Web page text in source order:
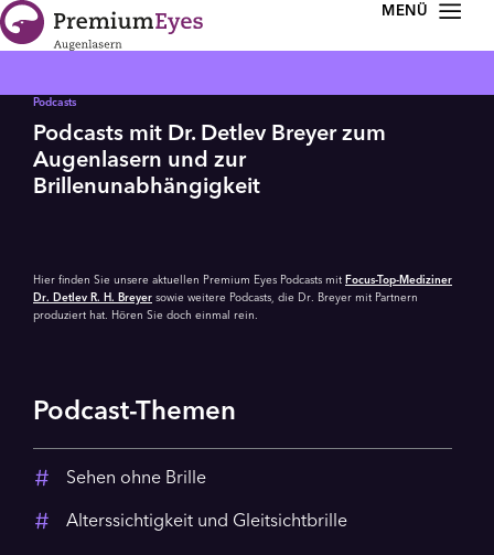
Zur Navigation springen
Zum Inhalt springen
Podcasts
Podcasts mit Dr. Detlev Breyer zum
Augenlasern und zur
Brillenunabhängigkeit
Hier finden Sie unsere aktuellen Premium Eyes Podcasts mit Focus-Top-Mediziner
Dr. Detlev R. H. Breyer sowie weitere Podcasts, die Dr. Breyer mit Partnern
produziert hat. Hören Sie doch einmal rein.
Podcast-Themen
Sehen ohne Brille
Alterssichtigkeit und Gleitsichtbrille